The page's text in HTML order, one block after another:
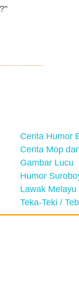
Cerita Humor
Cerita Mop
Gambar Lucu
Humor
Lawak Melayu
Teka-Teki /